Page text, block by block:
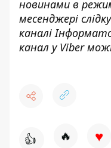
новинами в
месенджері
каналі
канал у Viber
👍 🔥 ♥